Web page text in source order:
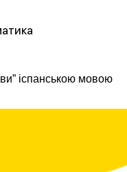
іспанською мовою